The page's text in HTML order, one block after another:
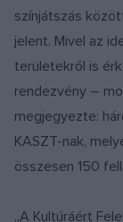
színjátszás
jelent. Mivel az
területekről is
rendezvény –
megjegyezte:
KASZT-nak,
összesen 150
„A Kultúráért